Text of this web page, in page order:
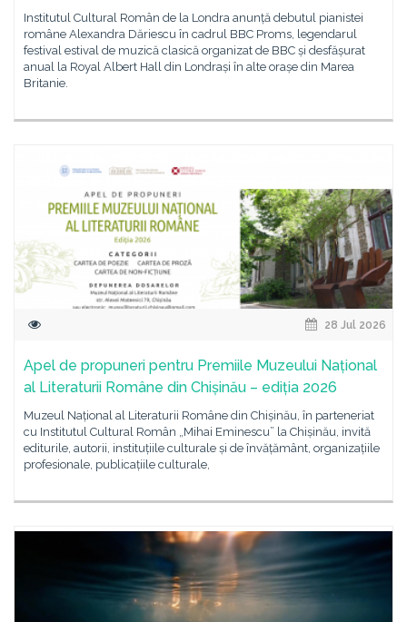
Institutul Cultural Român de la Londra anunță debutul pianistei
române Alexandra Dăriescu în cadrul BBC Proms, legendarul
festival estival de muzică clasică organizat de BBC și desfășurat
anual la Royal Albert Hall din Londrași în alte orașe din Marea
Britanie.
28 Jul 2026
Apel de propuneri pentru Premiile Muzeului Național
al Literaturii Române din Chișinău – ediția 2026
Muzeul Național al Literaturii Române din Chișinău, în parteneriat
cu Institutul Cultural Român „Mihai Eminescu” la Chișinău, invită
editurile, autorii, instituțiile culturale și de învățământ, organizațiile
profesionale, publicațiile culturale,